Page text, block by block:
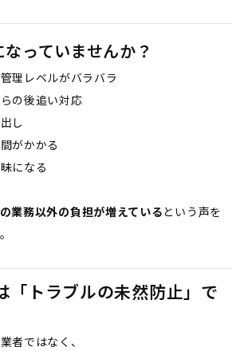
っていませんか？
理レベルがバラバラ
の後追い対応
し
がかかる
になる
業務以外の負担が増えているという声を
「トラブルの未然防止」で
者ではなく、